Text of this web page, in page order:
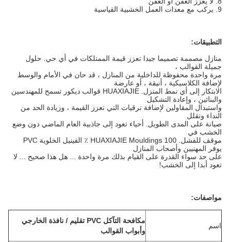
التطبيقات:
منازل مصممة تصميما جيدا تعزز قيمة الممتلكات في أي حي.
حلول
جميلة القوالب ،
مرة واحدة محفوظة للداخلية من المنازل ، قد حان في الأمام والوسط
لإضافة الكلاسيكية ، أنيقة ، أو عارضة
الابتكار إلى أي نمط المنزل.
HUAXIAJIE قوالب ديكور تسمح للمهندسين
والبنائين ، وإعادة التشكيل
واستبدال المقاولين لإضافة ترقيات التي تعزز القيمة ، وزيادة الحد من
النداء وتقلل
صيانة على المدى الطويل.
أحياء تعود إلى جاذبية العام الماضي دون وضع
الخشب في
موقف للفشل.
HUAXIAJIE Mouldings 100 ٪ الفينيل الخلوية PVC
يوفر المهنيين وأصحاب المنازل
على حد سواء القدرة على القيام بذلك مرة واحدة ... هل هذا صحيح ... لا
تعود أبدا إلى الخشب!
مواصفات:
اسم
مكافحة التآكل PVC تقليم / نافذة الخارجي
وأبواب القوالب